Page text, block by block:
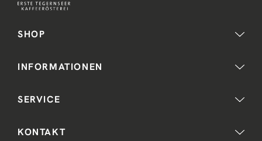
KONTAKT
SHOP
INFORMATIONEN
SERVICE